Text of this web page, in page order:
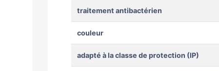
traitement antibactérien
couleur
adapté à la classe de protection (IP)